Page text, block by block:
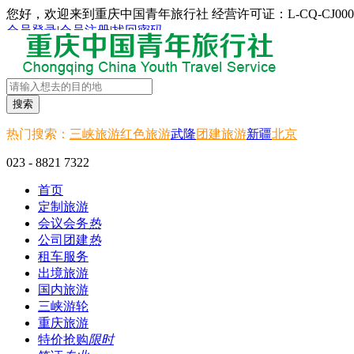
您好，欢迎来到重庆中国青年旅行社 经营许可证：L-CQ-
会员登录|会员注册|找回密码
搜索
热门搜索： 三峡旅游红色旅游武隆团建旅游新疆北京
023 - 8821 7322
首页
定制旅游
会议会务热
公司团建热
租车服务
出境旅游
国内旅游
三峡游轮
重庆旅游
特价抢购限时